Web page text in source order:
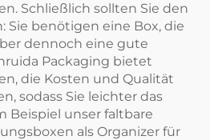
Schließlich sollten Sie den
Sie benötigen eine Box, die
dennoch eine gute
Packaging bietet
die Kosten und Qualität
sodass Sie leichter das
Beispiel unser faltbare
als Organizer für